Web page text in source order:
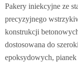
Pakery iniekcyjne ze
precyzyjnego
konstrukcji
dostosowana do
epoksydowych,